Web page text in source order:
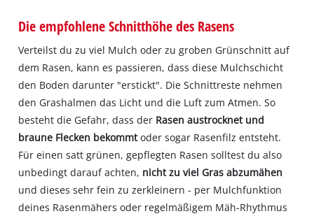
Die empfohlene Schnitthöhe des Rasens
Verteilst du zu viel Mulch oder zu groben Grünschnitt auf
dem Rasen, kann es passieren, dass diese Mulchschicht
den Boden darunter "erstickt". Die Schnittreste nehmen
den Grashalmen das Licht und die Luft zum Atmen. So
besteht die Gefahr, dass der Rasen austrocknet und
braune Flecken bekommtoder sogar Rasenfilz entsteht.
Für einen satt grünen, gepflegten Rasen solltest du also
unbedingt darauf achten, nicht zu viel Gras abzumähen
und dieses sehr fein zu zerkleinern - per Mulchfunktion
deines Rasenmähers oder regelmäßigem Mäh-Rhythmus